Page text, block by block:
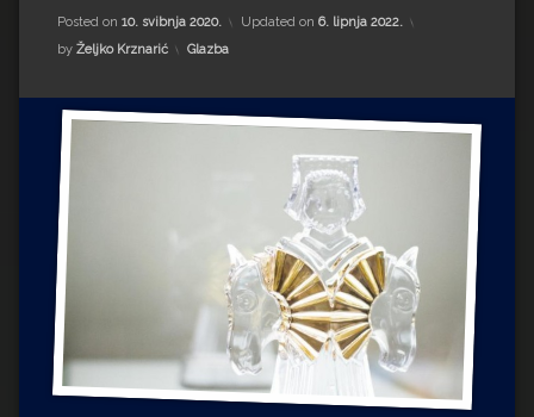
Drugi autori
Drugi autori
Matea Andrić
Ljiljana Lekanić-Kljaić
Željko Krznarić
Mario Lovreković
Miroslav Šantek
Posted on 10. svibnja 2020. Updated on 6. lipnja 2022.
by Željko Krznarić Kategorije:
Glazba